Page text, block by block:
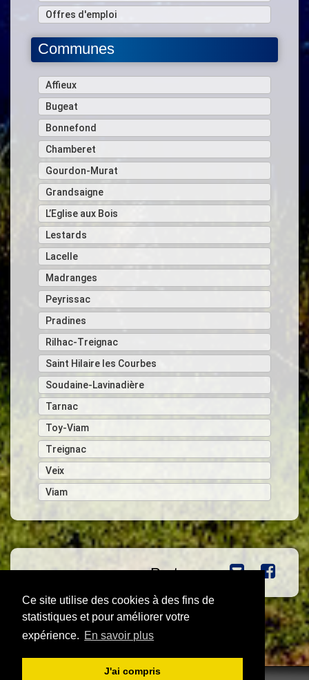
Ce site utilise des cookies à des fins de
statistiques et pour améliorer votre
expérience. En savoir plus
J'ai compris
Offres d'emploi
Communes
Affieux
Bugeat
Bonnefond
Chamberet
Gourdon-Murat
Grandsaigne
L’Eglise aux Bois
Lestards
Lacelle
Madranges
Peyrissac
Pradines
Rilhac-Treignac
Saint Hilaire les Courbes
Soudaine-Lavinadière
Tarnac
Toy-Viam
Treignac
Veix
Viam
Partager :